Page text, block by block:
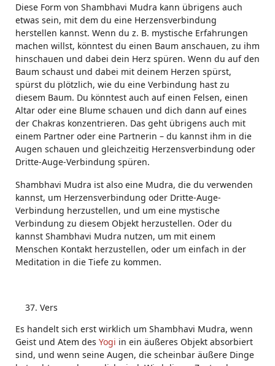
Diese Form von Shambhavi Mudra kann übrigens auch
etwas sein, mit dem du eine Herzensverbindung
herstellen kannst. Wenn du z. B. mystische Erfahrungen
machen willst, könntest du einen Baum anschauen, zu ihm
hinschauen und dabei dein Herz spüren. Wenn du auf den
Baum schaust und dabei mit deinem Herzen spürst,
spürst du plötzlich, wie du eine Verbindung hast zu
diesem Baum. Du könntest auch auf einen Felsen, einen
Altar oder eine Blume schauen und dich dann auf eines
der Chakras konzentrieren. Das geht übrigens auch mit
einem Partner oder eine Partnerin – du kannst ihm in die
Augen schauen und gleichzeitig Herzensverbindung oder
Dritte-Auge-Verbindung spüren.
Shambhavi Mudra ist also eine Mudra, die du verwenden
kannst, um Herzensverbindung oder Dritte-Auge-
Verbindung herzustellen, und um eine mystische
Verbindung zu diesem Objekt herzustellen. Oder du
kannst Shambhavi Mudra nutzen, um mit einem
Menschen Kontakt herzustellen, oder um einfach in der
Meditation in die Tiefe zu kommen.
Vers
Es handelt sich erst wirklich um Shambhavi Mudra, wenn
Geist und Atem des Yogi in ein äußeres Objekt absorbiert
sind, und wenn seine Augen, die scheinbar äußere Dinge